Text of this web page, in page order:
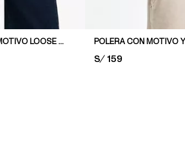
POLERA CON CAPUCHA Y MOTIVO LOOSE FIT
PRICE:
S/ 159